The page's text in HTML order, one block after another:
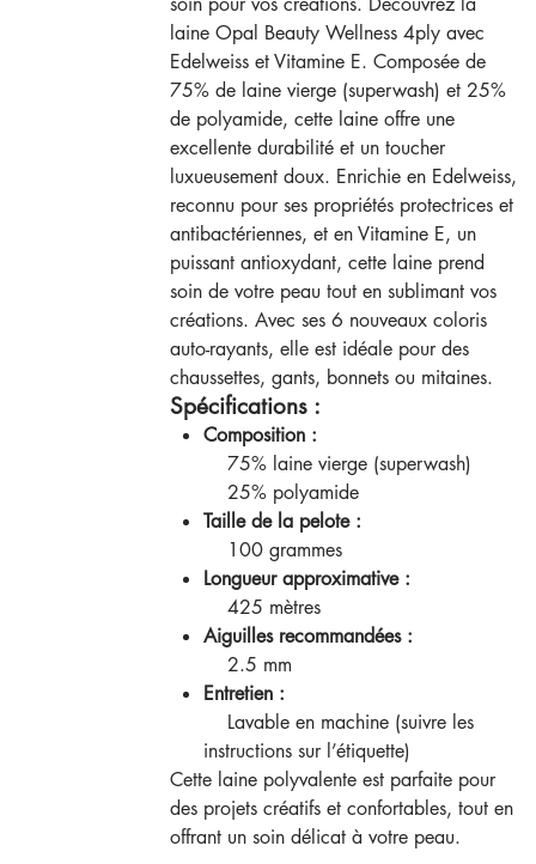
laine Opal Beauty Wellness 4ply avec
Edelweiss et Vitamine E. Composée de
75% de laine vierge (superwash) et 25%
de polyamide, cette laine offre une
excellente durabilité et un toucher
luxueusement doux. Enrichie en Edelweiss,
reconnu pour ses propriétés protectrices et
antibactériennes, et en Vitamine E, un
puissant antioxydant, cette laine prend
soin de votre peau tout en sublimant vos
créations. Avec ses 6 nouveaux coloris
auto-rayants, elle est idéale pour des
chaussettes, gants, bonnets ou mitaines.
Spécifications :
Composition :
75% laine vierge (superwash)
25% polyamide
Taille de la pelote :
100 grammes
Longueur approximative :
425 mètres
Aiguilles recommandées :
2.5 mm
Entretien :
Lavable en machine (suivre les
instructions sur l’étiquette)
Cette laine polyvalente est parfaite pour
des projets créatifs et confortables, tout en
offrant un soin délicat à votre peau.